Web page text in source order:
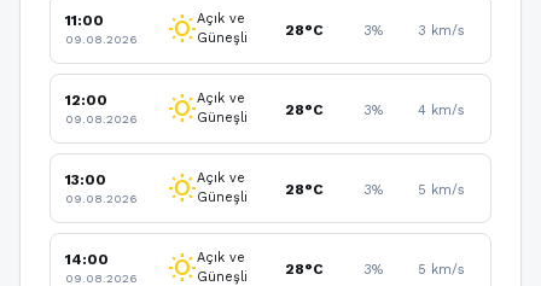
11:00
09.08.2026 wb_sunnyAçık ve
Güneşli
28°C 3% 3 km/s
12:00
09.08.2026 wb_sunnyAçık ve
Güneşli
28°C 3% 4 km/s
13:00
09.08.2026 wb_sunnyAçık ve
Güneşli
28°C 3% 5 km/s
14:00
09.08.2026 wb_sunnyAçık ve
Güneşli
28°C 3% 5 km/s